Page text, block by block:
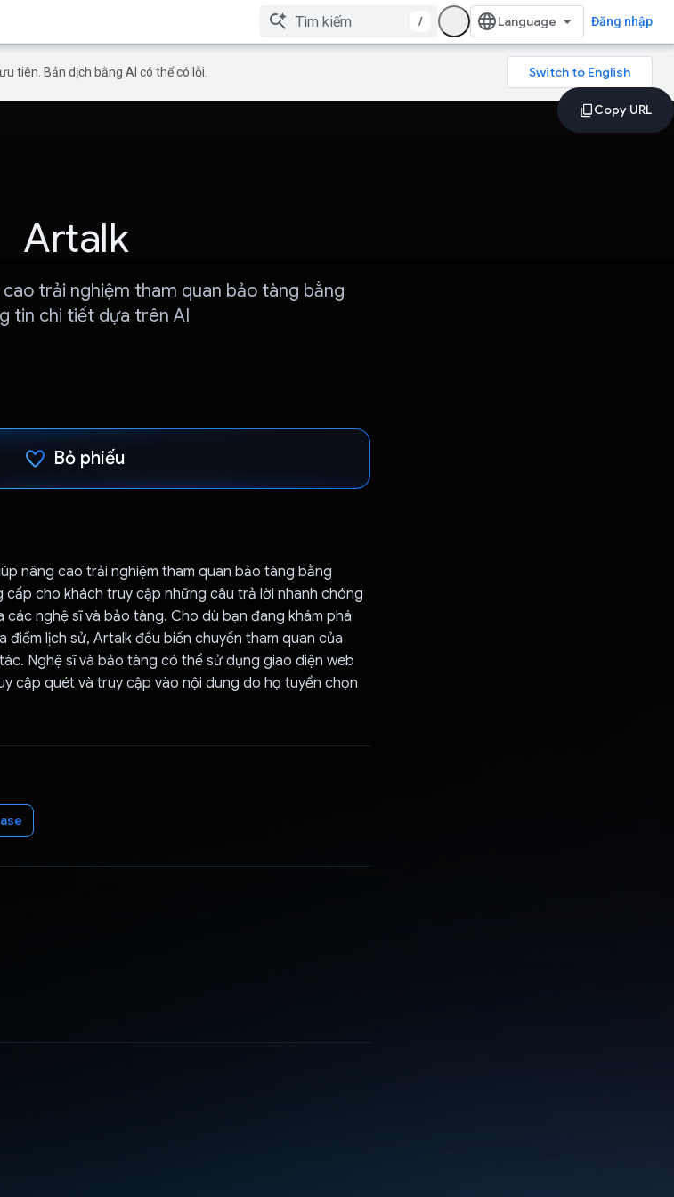
/ Đăng nhập
tiên. Bản dịch bằng AI có thể có lỗi.
Artalk
trải nghiệm tham quan bảo tàng bằng
tin chi tiết dựa trên AI
Bỏ phiếu
nâng cao trải nghiệm tham quan bảo tàng bằng
cho khách truy cập những câu trả lời nhanh chóng
nghệ sĩ và bảo tàng. Cho dù bạn đang khám phá
điểm lịch sử, Artalk đều biến chuyến tham quan của
Nghệ sĩ và bảo tàng có thể sử dụng giao diện web
cập quét và truy cập vào nội dung do họ tuyển chọn